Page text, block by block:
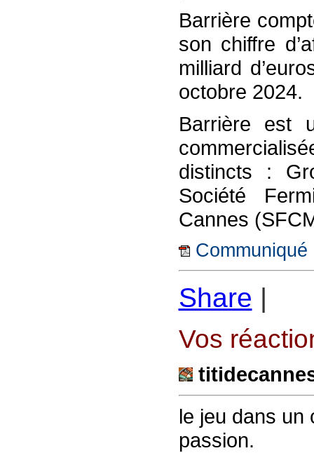
Barrière
son chiffre
milliard
octobre 2024.
Barrière est
distincts :
Société
Cannes
Communiqué
Share |
Vos
le jeu dans un
passion.